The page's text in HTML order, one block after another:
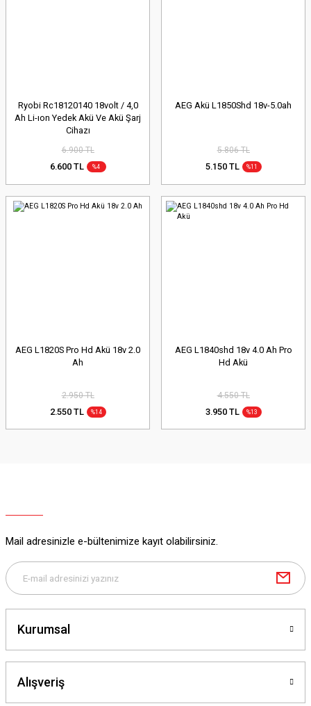
Ryobi Rc18120140 18volt / 4,0
Ah Li-ıon Yedek Akü Ve Akü Şarj
Cihazı
6.900 TL
6.600 TL %4
AEG Akü L1850Shd 18v-5.0ah
5.806 TL
5.150 TL %11
AEG L1820S Pro Hd Akü 18v 2.0
Ah
2.950 TL
2.550 TL %14
AEG L1840shd 18v 4.0 Ah Pro
Hd Akü
4.550 TL
3.950 TL %13
Mail adresinizle e-bültenimize kayıt olabilirsiniz.
Kurumsal
Alışveriş